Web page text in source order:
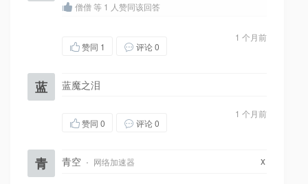
僧僧 等 1 人赞同该回答
1 个月前
赞同 1 评论 0
蓝 蓝魔之泪
1 个月前
赞同 0 评论 0
青 青空 · 网络加速器 x